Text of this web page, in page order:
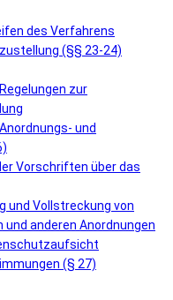
des Verfahrens
(§§ 23-24)
zur
und
Vorschriften über das
und Vollstreckung von
und anderen Anordnungen
(§ 27)